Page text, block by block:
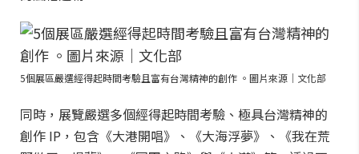
5個展區嚴選經得起時間考驗且富有台灣精神的創作 。圖片來源｜文化部
同時，展覽嚴選多個經得起時間考驗、極具台灣精神的
創作 IP，包含《大港開唱》、《大海浮夢》、《我在荒